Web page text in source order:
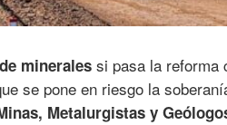
minerales si pasa la reforma
se pone en riesgo la
Metalurgistas y